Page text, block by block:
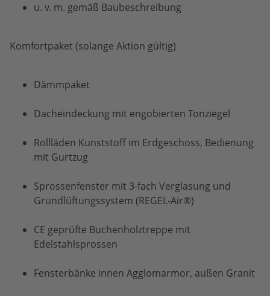
u. v. m. gemäß Baubeschreibung
Komfortpaket (solange Aktion gültig)
Dämmpaket
Dacheindeckung mit engobierten Tonziegel
Rollläden Kunststoff im Erdgeschoss, Bedienung
mit Gurtzug
Sprossenfenster mit 3-fach Verglasung und
Grundlüftungssystem (REGEL-Air®)
CE geprüfte Buchenholztreppe mit
Edelstahlsprossen
Fensterbänke innen Agglomarmor, außen Granit